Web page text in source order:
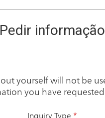
Pedir informação